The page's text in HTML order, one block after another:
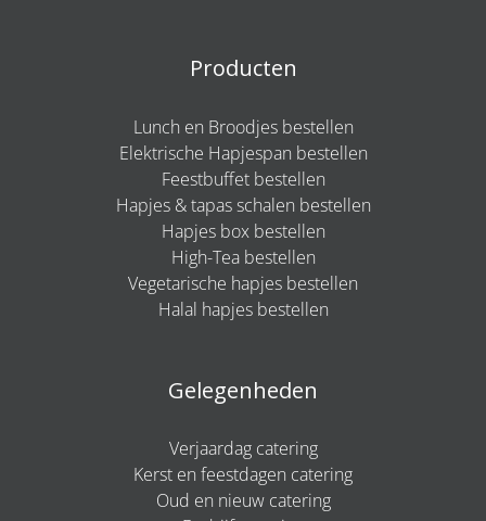
Producten
Lunch en Broodjes bestellen
Elektrische Hapjespan bestellen
Feestbuffet bestellen
Hapjes & tapas schalen bestellen
Hapjes box bestellen
High-Tea bestellen
Vegetarische hapjes bestellen
Halal hapjes bestellen
Gelegenheden
Verjaardag catering
Kerst en feestdagen catering
Oud en nieuw catering